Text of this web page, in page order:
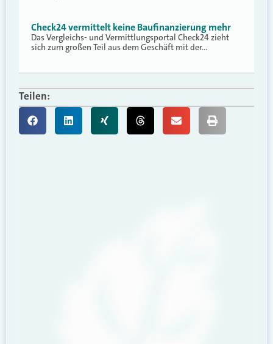
Check24 vermittelt keine Baufinanzierung mehr
Das Vergleichs- und Vermittlungsportal Check24 zieht
sich zum großen Teil aus dem Geschäft mit der…
Teilen: